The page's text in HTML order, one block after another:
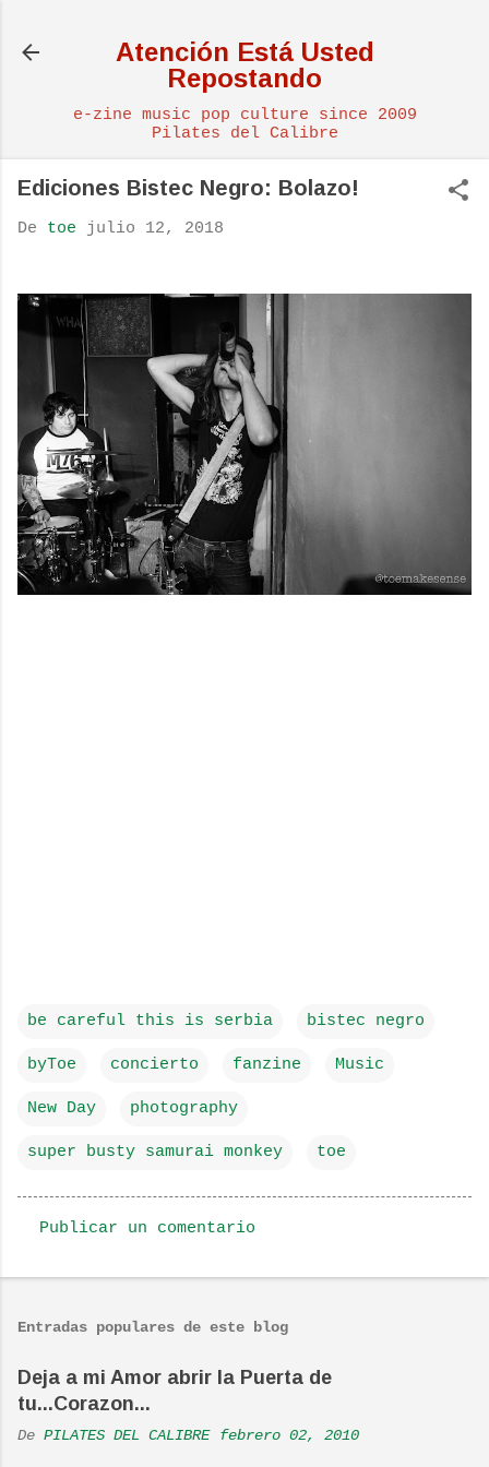
Atención Está Usted
Repostando
e-zine music pop culture since 2009
Pilates del Calibre
Ediciones Bistec Negro: Bolazo!
De toe julio 12, 2018
be careful this is serbia bistec negro
byToe concierto fanzine Music
New Day photography
super busty samurai monkey toe
o
n
t
a
Publicar un comentario
Entradas populares de este blog
Deja a mi Amor abrir la Puerta de
tu...Corazon...
De PILATES DEL CALIBRE febrero 02, 2010